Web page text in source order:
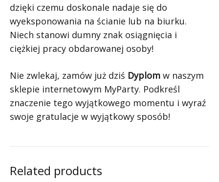
dzięki czemu doskonale nadaje się do
wyeksponowania na ścianie lub na biurku.
Niech stanowi dumny znak osiągnięcia i
ciężkiej pracy obdarowanej osoby!
Nie zwlekaj, zamów już dziś Dyplom w naszym
sklepie internetowym MyParty. Podkreśl
znaczenie tego wyjątkowego momentu i wyraź
swoje gratulacje w wyjątkowy sposób!
Related products